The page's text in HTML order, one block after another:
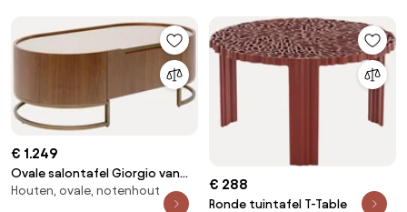
€ 1.249
Ovale salontafel Giorgio van
walnoothout
Houten, ovale, notenhout € 288
Ronde tuintafel T-Table